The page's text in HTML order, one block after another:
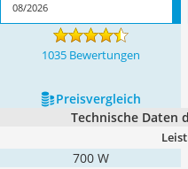
08/2026
1035 Bewertungen
Preis­vergleich
Technische Daten
700 W